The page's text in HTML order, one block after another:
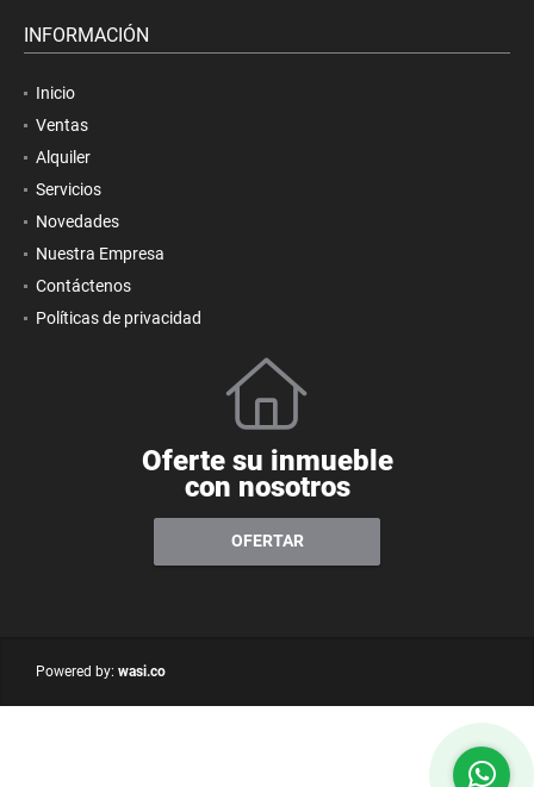
INFORMACIÓN
Inicio
Ventas
Alquiler
Servicios
Novedades
Nuestra Empresa
Contáctenos
Políticas de privacidad
Oferte su inmueble
con nosotros
OFERTAR
Powered by: wasi.co